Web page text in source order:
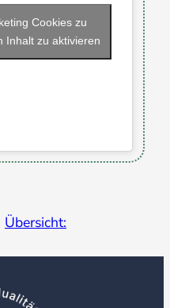
Cookies zu
Inhalt zu aktivieren
Übersicht: